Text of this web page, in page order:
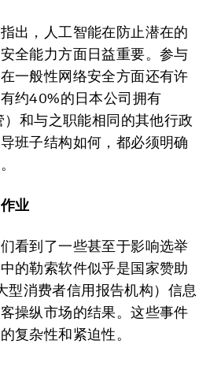
出，人工智能在防止潜在的
全能力方面日益重要。参与
一般性网络安全方面还有许
约40%的日本公司拥有
）和与之职能相同的其他行政
班子结构如何，都必须明确
业
看到了一些甚至于影响选举
的勒索软件似乎是国家赞助
型消费者信用报告机构）信息
操纵市场的结果。这些事件
复杂性和紧迫性。